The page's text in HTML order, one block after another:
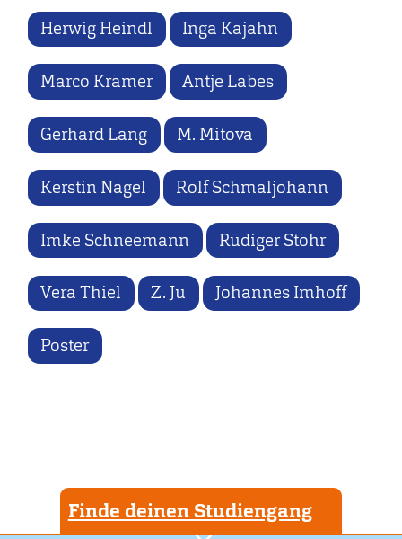
Herwig Heindl Inga Kajahn
Marco Krämer Antje Labes
Gerhard Lang M. Mitova
Kerstin Nagel Rolf Schmaljohann
Imke Schneemann Rüdiger Stöhr
Vera Thiel Z. Ju Johannes Imhoff
Poster
Finde deinen Studiengang